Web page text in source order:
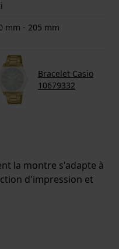
mm - 205 mm
Bracelet Casio
10679332
la montre s'adapte à
d'impression et